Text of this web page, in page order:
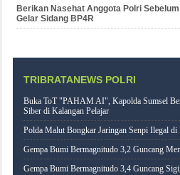
Berikan Nasehat Anggota Polri
Gelar Sidang BP4R
TRIBRATANEWS POLRI
Buka ToT "PAHAM AI", Kapolda Sumsel
Siber di Kalangan Pelajar
Polda Malut Bongkar Jaringan Senpi Ilegal di
Gempa Bumi Bermagnitudo 3,2 Guncang
Gempa Bumi Bermagnitudo 3,4 Guncang